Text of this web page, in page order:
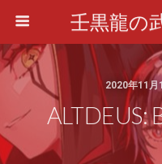
壬黒龍の
2020年11
ALTDEUS: